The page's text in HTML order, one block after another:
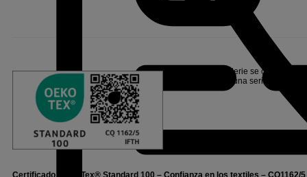
Linvosges Hôtellerie se
Oeko-Tex®, tras una serie de
Certificado Oeko-Tex® Standard 100 – Confianza en los textiles – CQ1162/5